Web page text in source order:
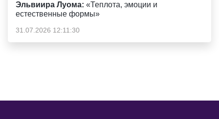
Эльвиира Луома: «Теплота, эмоции и
естественные формы»
31.07.2026 12:11:30